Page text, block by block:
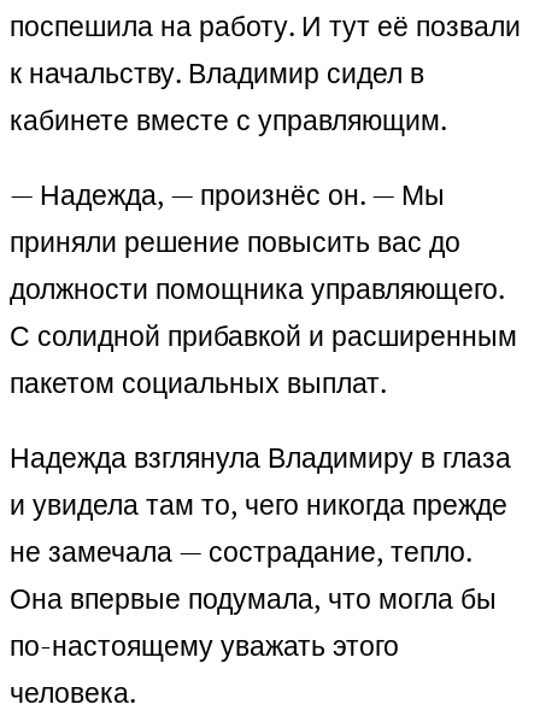
поспешила на работу. И тут её позвали
к начальству. Владимир сидел в
кабинете вместе с управляющим.
— Надежда, — произнёс он. — Мы
приняли решение повысить вас до
должности помощника управляющего.
С солидной прибавкой и расширенным
пакетом социальных выплат.
Надежда взглянула Владимиру в глаза
и увидела там то, чего никогда прежде
не замечала — сострадание, тепло.
Она впервые подумала, что могла бы
по-настоящему уважать этого
человека.